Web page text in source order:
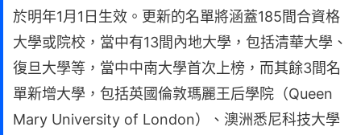
於明年1月1日生效。更新的名單將涵蓋185間合資格
大學或院校，當中有13間內地大學，包括清華大學、
復旦大學等，當中中南大學首次上榜，而其餘3間名
單新增大學，包括英國倫敦瑪麗王后學院（Queen
Mary University of London）、澳洲悉尼科技大學